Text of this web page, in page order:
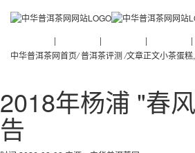
| | | |
中华普洱茶网首页/普洱茶评测/文章正文小茶蛋糕
2018年杨浦 "春
告